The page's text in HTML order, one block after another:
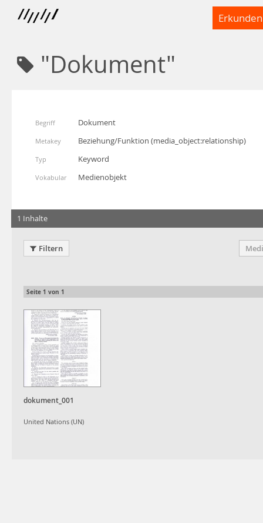
Erkunden
"Dokument"
Begriff Dokument
Metakey Beziehung/Funktion (media_object:relationship)
Typ Keyword
Vokabular Medienobjekt
1 Inhalte
Filtern
Seite 1 von 1
dokument_001
United Nations (UN)